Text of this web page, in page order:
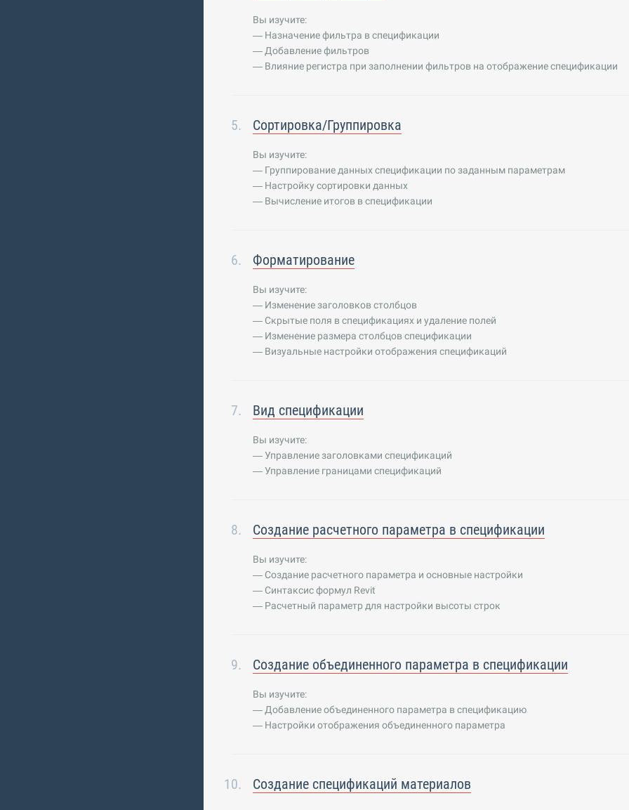
Вы изучите:
— Назначение фильтра в спецификации
— Добавление фильтров
— Влияние регистра при заполнении фильтров на отображение спецификации
Сортировка/Группировка
Вы изучите:
— Группирование данных спецификации по заданным параметрам
— Настройку сортировки данных
— Вычисление итогов в спецификации
Форматирование
Вы изучите:
— Изменение заголовков столбцов
— Скрытые поля в спецификациях и удаление полей
— Изменение размера столбцов спецификации
— Визуальные настройки отображения спецификаций
Вид спецификации
Вы изучите:
— Управление заголовками спецификаций
— Управление границами спецификаций
Создание расчетного параметра в спецификации
Вы изучите:
— Создание расчетного параметра и основные настройки
— Синтаксис формул Revit
— Расчетный параметр для настройки высоты строк
Создание объединенного параметра в спецификации
Вы изучите:
— Добавление объединенного параметра в спецификацию
— Настройки отображения объединенного параметра
Создание спецификаций материалов